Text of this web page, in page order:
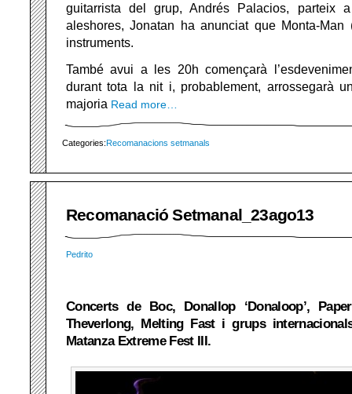
guitarrista del grup, Andrés Palacios, parteix
aleshores, Jonatan ha anunciat que Monta-Man
instruments.
També avui a les 20h començarà
durant tota la nit i, probablement, arrossegarà
majoria Read more…
Categories:Recomanacions setmanals
Recomanació Setmanal_23ago13
Pedrito
Concerts de Boc, Donallop ‘Donaloop’,
Theverlong, Melting Fast i grups
Matanza Extreme Fest III.